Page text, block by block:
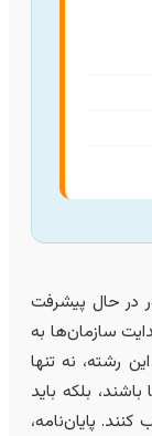
حال پیشرفت
به
نه تنها
بلکه باید
پایان‌نامه،